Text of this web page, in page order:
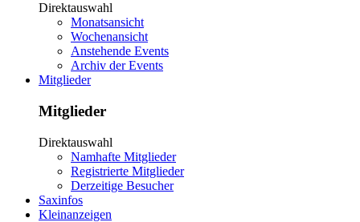
Direktauswahl
Monatsansicht
Wochenansicht
Anstehende Events
Archiv der Events
Mitglieder
Mitglieder
Direktauswahl
Namhafte Mitglieder
Registrierte Mitglieder
Derzeitige Besucher
Saxinfos
Kleinanzeigen